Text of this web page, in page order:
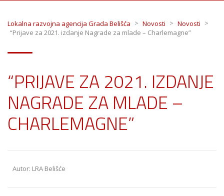
Lokalna razvojna agencija Grada Belišća > Novosti > Novosti >
“Prijave za 2021. izdanje Nagrade za mlade – Charlemagne”
“PRIJAVE ZA 2021. IZDANJE
NAGRADE ZA MLADE –
CHARLEMAGNE”
Autor: LRA Belišće